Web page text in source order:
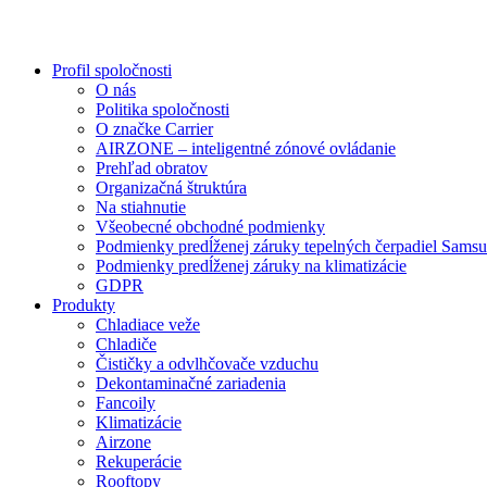
Profil spoločnosti
O nás
Politika spoločnosti
O značke Carrier
AIRZONE – inteligentné zónové ovládanie
Prehľad obratov
Organizačná štruktúra
Na stiahnutie
Všeobecné obchodné podmienky
Podmienky predĺženej záruky tepelných čerpadiel
Podmienky predĺženej záruky na klimatizácie
GDPR
Produkty
Chladiace veže
Chladiče
Čističky a odvlhčovače vzduchu
Dekontaminačné zariadenia
Fancoily
Klimatizácie
Airzone
Rekuperácie
Rooftopy